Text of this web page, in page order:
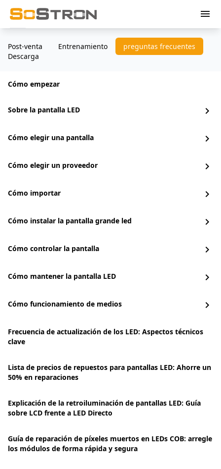
menu
Post-venta Entrenamiento
preguntas frecuentes
Descarga
Cómo empezar
Sobre la pantalla LED chevron_right
Cómo elegir una pantalla chevron_right
Cómo elegir un proveedor chevron_right
Cómo importar chevron_right
Cómo instalar la pantalla grande led chevron_right
Cómo controlar la pantalla chevron_right
Cómo mantener la pantalla LED chevron_right
Cómo funcionamiento de medios chevron_right
Frecuencia de actualización de los LED: Aspectos técnicos
clave
Lista de precios de repuestos para pantallas LED: Ahorre un
50% en reparaciones
Explicación de la retroiluminación de pantallas LED: Guía
sobre LCD frente a LED Directo
Guía de reparación de píxeles muertos en LEDs COB: arregle
los módulos de forma rápida y segura